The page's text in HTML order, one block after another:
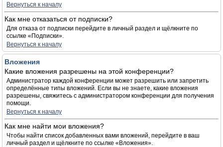
Вернуться к началу
Как мне отказаться от подписки?
Для отказа от подписки перейдите в личный раздел и щёлкните по
ссылке «Подписки».
Вернуться к началу
Вложения
Какие вложения разрешены на этой конференции?
Администратор каждой конференции может разрешить или запретить
определённые типы вложений. Если вы не знаете, какие вложения
разрешены, свяжитесь с администратором конференции для получения
помощи.
Вернуться к началу
Как мне найти мои вложения?
Чтобы найти список добавленных вами вложений, перейдите в ваш
личный раздел и щёлкните по ссылке «Вложения».